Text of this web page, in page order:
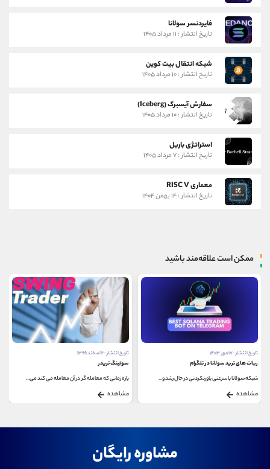
فایردنسر سولانا
تاریخ انتشار : ۱۱ مرداد ۱۴۰۵
شبکه انتقال بیت کوین
تاریخ انتشار : ۱۰ مرداد ۱۴۰۵
سفارش آیسبرگ (Iceberg)
تاریخ انتشار : ۱۰ مرداد ۱۴۰۵
استراتژی باربل
تاریخ انتشار : ۷ مرداد ۱۴۰۵
معماری RISC V
تاریخ انتشار : ۱۴ بهمن ۱۴۰۴
ممکن است علاقه‌مند باشید
تاریخ انتشار : ۱۷ مهر ۱۴۰۳
ربات‌ های ترید سولانا در تلگرام
شبکه سولانا با سرعتی باورنکردنی در حال رشد و...
مشاهده
تاریخ انتشار : ۲ اسفند ۱۳۹۹
سوئینگ تریدر
بازه زمانی که معامله گر در آن معامله می کند می...
مشاهده
مشاوره رایگان